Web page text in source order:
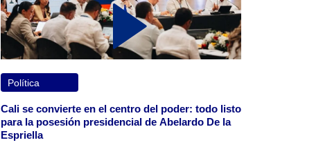
Política
Cali se convierte en el centro del poder: todo listo
para la posesión presidencial de Abelardo De la
Espriella